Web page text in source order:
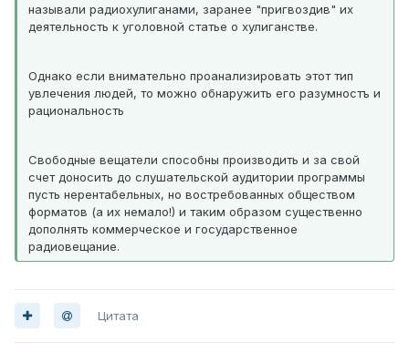
называли радиохулиганами, заранее "пригвоздив" их
деятельность к уголовной статье о хулиганстве.
Однако если внимательно проанализировать этот тип
увлечения людей, то можно обнаружить его разумностъ и
рациональность
Свободные вещатели способны производить и за свой
счет доносить до слушательской аудитории программы
пyсть нерентабельных, но востребованных обществом
форматов (а их немало!) и таким образом существенно
дополнять коммерческое и государственное
рaдиовещание.
Цитата